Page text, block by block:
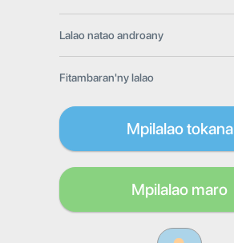
Lalao natao androany
Fitambaran'ny lalao
Mpilalao tokana
Mpilalao maro